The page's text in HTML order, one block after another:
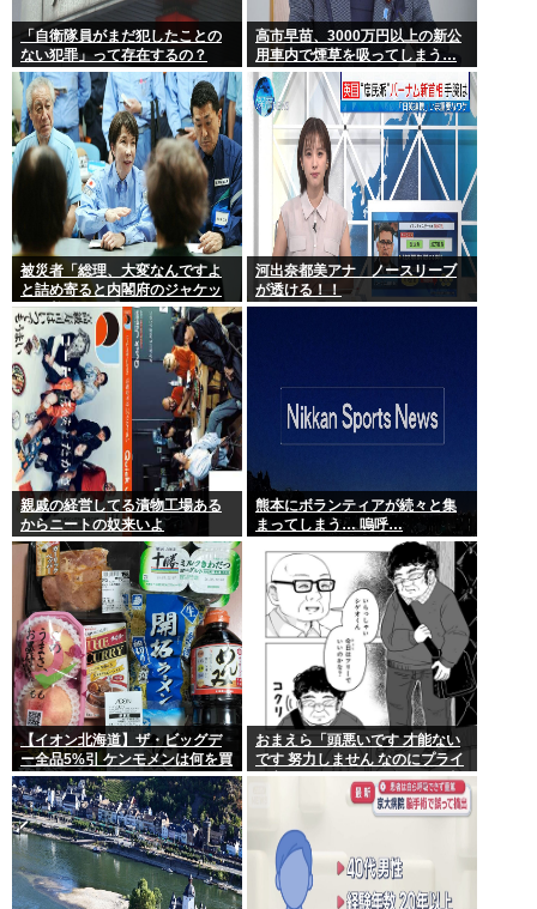
「自衛隊員がまだ犯したことの
ない犯罪」って存在するの？
高市早苗、3000万円以上の新公
用車内で煙草を吸ってしまう…
被災者「総理、大変なんですよ
と詰め寄ると内閣府のジャケッ
トを着た人に『静かに 』とすご
まれた」
河出奈都美アナ ノースリーブ
が透ける！！
親戚の経営してる漬物工場ある
からニートの奴来いよ
熊本にボランティアが続々と集
まってしまう… 嗚呼…
【イオン北海道】ザ・ビッグデ
ー全品5%引 ケンモメンは何を買
うの？
おまえら「頭悪いです 才能ない
です 努力しません なのにプライ
ド高いです ネットに偉そうな事
書きます」←これなんで？